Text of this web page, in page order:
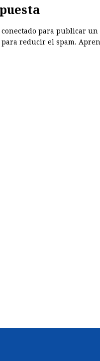
conectado para publicar un
reducir el spam.